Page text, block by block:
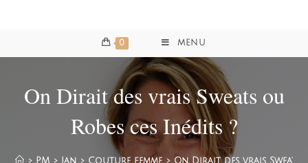
0 MENU
On Dirait des vrais Sweats ou
Robes ces Inédits ?
> PM > Jan > Couture femme > On Dirait des vrais Sweats